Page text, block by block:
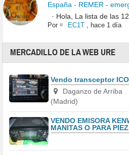
España - REMER -
· Hola, La lista de las
Por EC1T, hace 1 día
MERCADILLO DE LA WEB URE
Vendo transceptor
Daganzo de Arriba
(Madrid)
VENDO EMISORA
MANITAS O PARA